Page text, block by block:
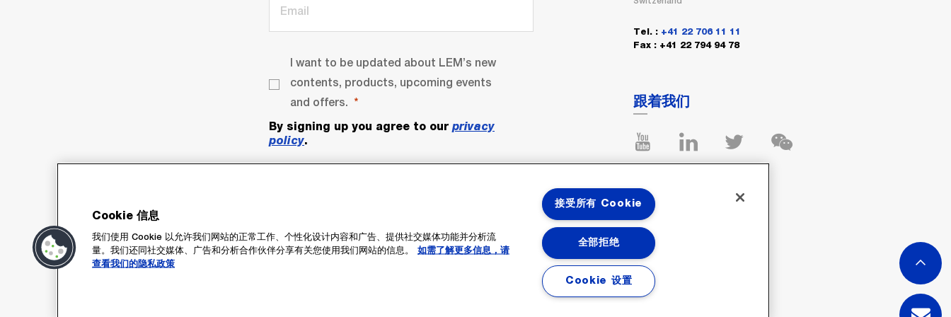
I want to be updated about LEM’s new
contents, products, upcoming events
and offers.
By signing up you agree to our privacy
policy.
Tel. : +41 22 706 11 11
Fax : +41 22 794 94 78
跟着我们
Cookie 信息
我们使用 Cookie 以允许我们网站的正常工作、个性化设计内容和广告、提供社交媒体功能并分析流
量。我们还同社交媒体、广告和分析合作伙伴分享有关您使用我们网站的信息。
如需了解更多信息，请
查看我们的隐私政策
接受所有 Cookie
全部拒绝
Cookie 设置